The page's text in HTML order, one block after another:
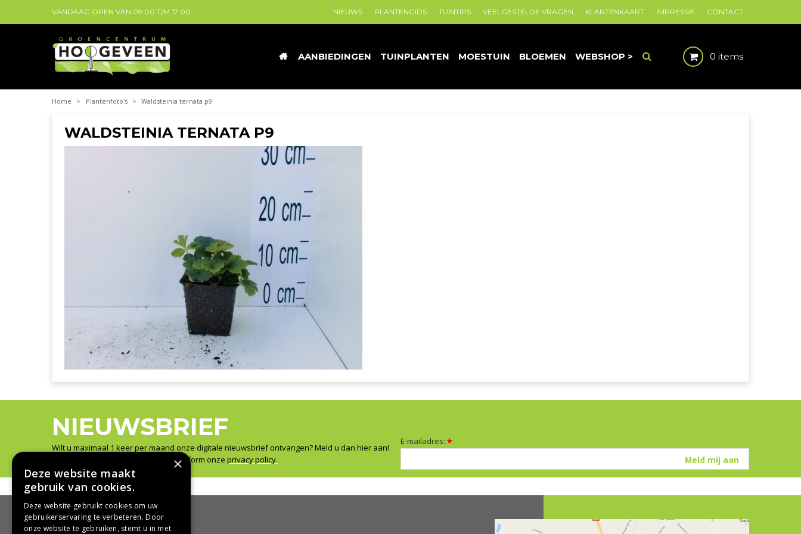
Home > Plantenfoto's > Waldsteinia ternata p9
VANDAAG OPEN VAN 09:00 T/M 17:00
AANBIEDINGEN TUINPLANTEN MOESTUIN BLOEMEN WEBSHOP >
NIEUWS PLANTENGIDS TUINTIPS VEELGESTELDE VRAGEN KLANTENKAART IMPRESSIE CONTACT
0 items
WALDSTEINIA TERNATA P9
NIEUWSBRIEF
Wilt u maximaal 1 keer per maand onze digitale nieuwsbrief ontvangen? Meld u dan hier aan!
Wij slaan uw gegevens secuur op conform onze privacy policy.
E-mailadres: *
×
Deze website maakt
gebruik van cookies.
Deze website gebruikt cookies om uw
gebruikerservaring te verbeteren. Door
onze website te gebruiken, stemt u in met